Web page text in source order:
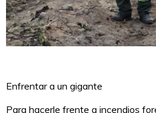
Enfrentar a un gigante
Para hacerle frente a incendios